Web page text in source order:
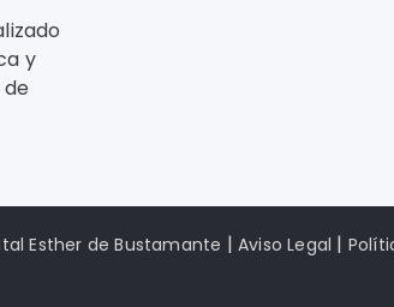
y
Esther de Bustamante |Aviso Legal |